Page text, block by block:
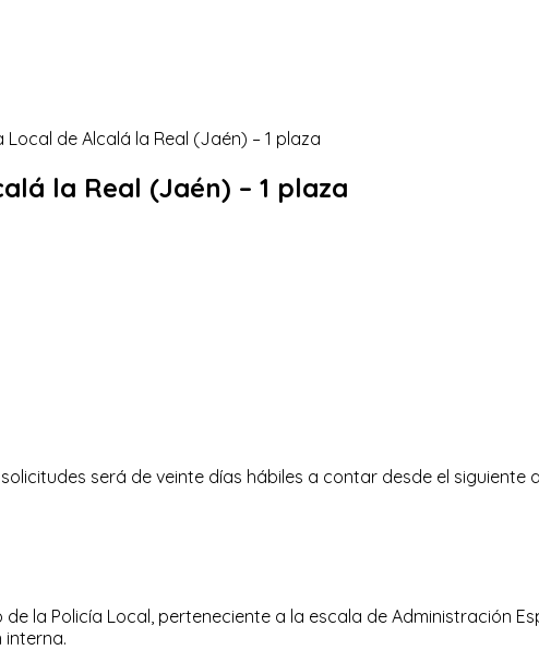
la Real (Jaén) – 1 plaza
será de veinte días hábiles a contar desde el siguiente
la Policía Local, perteneciente a la escala de Administración